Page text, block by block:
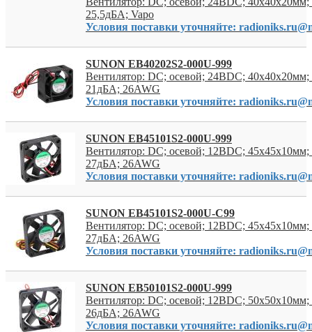
25,5дБА; Vapo
Условия поставки уточняйте:
SUNON EB40202S2-000U-999
Вентилятор: DC; осевой; 24ВDC; 40x40x20мм;
21дБА; 26AWG
Условия поставки уточняйте:
SUNON EB45101S2-000U-999
Вентилятор: DC; осевой; 12ВDC; 45x45x10мм;
27дБА; 26AWG
Условия поставки уточняйте:
SUNON EB45101S2-000U-C99
Вентилятор: DC; осевой; 12ВDC; 45x45x10мм;
27дБА; 26AWG
Условия поставки уточняйте:
SUNON EB50101S2-000U-999
Вентилятор: DC; осевой; 12ВDC; 50x50x10мм;
26дБА; 26AWG
Условия поставки уточняйте: